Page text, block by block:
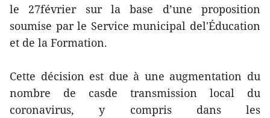
le 27février sur la base d’une proposition
soumise par le Service municipal del'Éducation
et de la Formation.
Cette décision est due à une augmentation du
nombre de casde transmission local du
coronavirus, y compris dans les